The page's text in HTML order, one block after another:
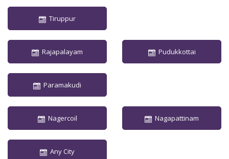
Tiruppur
Rajapalayam Pudukkottai
Paramakudi
Nagercoil Nagapattinam
Any City